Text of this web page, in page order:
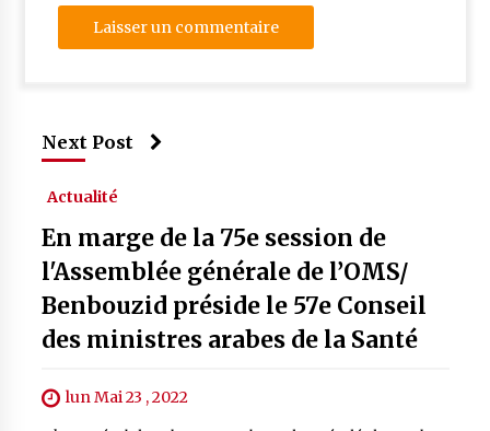
Next Post
Actualité
En marge de la 75e session de
l'Assemblée générale de l’OMS/
Benbouzid préside le 57e Conseil
des ministres arabes de la Santé
lun Mai 23 , 2022